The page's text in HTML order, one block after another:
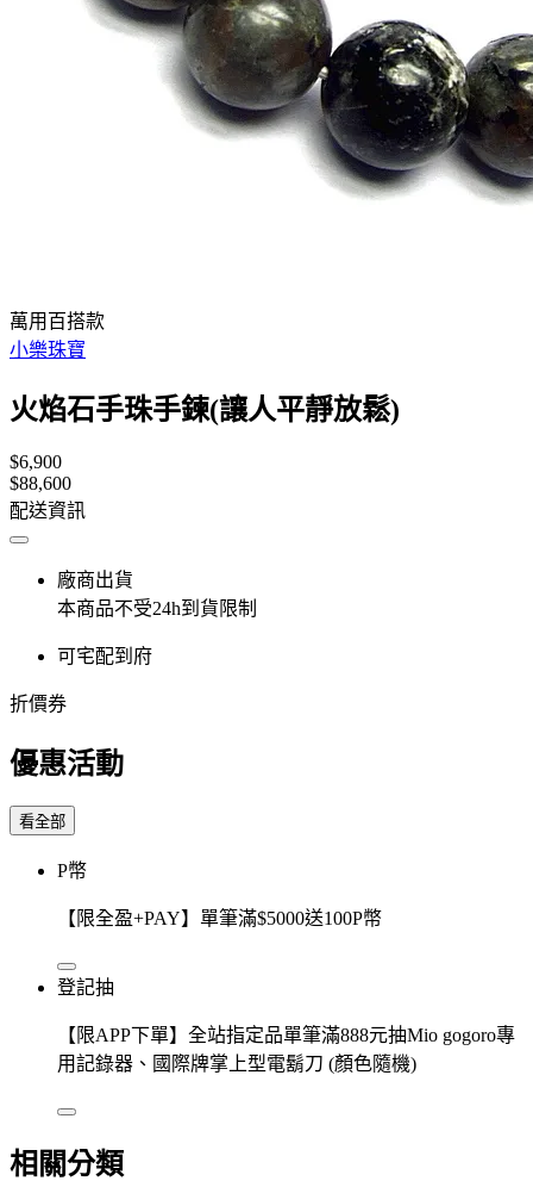
萬用百搭款
小樂珠寶
火焰石手珠手鍊(讓人平靜放鬆)
$6,900
$88,600
配送資訊
廠商出貨
本商品不受24h到貨限制
可宅配到府
折價券
優惠活動
看全部
P幣
【限全盈+PAY】單筆滿$5000送100P幣
登記抽
【限APP下單】全站指定品單筆滿888元抽Mio gogoro專
用記錄器、國際牌掌上型電鬍刀 (顏色隨機)
相關分類